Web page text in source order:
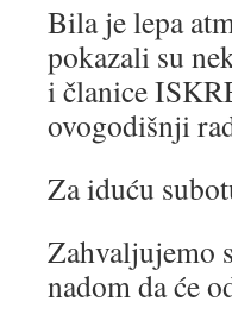
Bila je lepa
pokazali su
i članice
ovogodišnji
Za iduću
Zahvaljujemo
nadom da će